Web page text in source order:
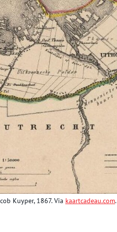
Kuyper, 1867. Via kaartcadeau.com.